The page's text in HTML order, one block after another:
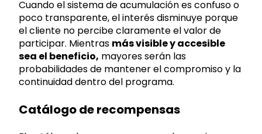
Cuando el sistema de acumulación es confuso o
poco transparente, el interés disminuye porque
el cliente no percibe claramente el valor de
participar. Mientras más visible y accesible
sea el beneficio, mayores serán las
probabilidades de mantener el compromiso y la
continuidad dentro del programa.
Catálogo de recompensas